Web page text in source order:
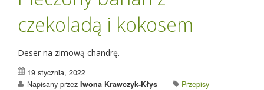
czekoladą i kokosem
Deser na zimową chandrę.
19 stycznia, 2022
Napisany przez Iwona Krawczyk-Kłys
Przepisy